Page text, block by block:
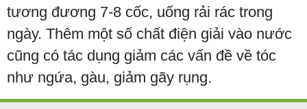
tương đương 7-8 cốc, uống rải rác trong
ngày. Thêm một số chất điện giải vào nước
cũng có tác dụng giảm các vấn đề về tóc
như ngứa, gàu, giảm gãy rụng.